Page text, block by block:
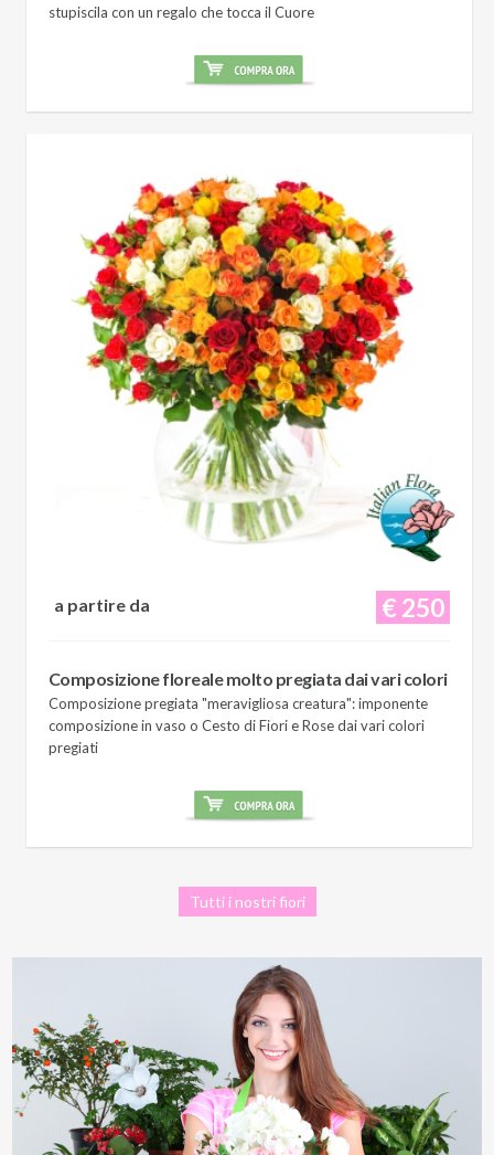
stupiscila con un regalo che tocca il Cuore
€ 250
a partire da
Composizione floreale molto pregiata dai vari colori
Composizione pregiata "meravigliosa creatura": imponente
composizione in vaso o Cesto di Fiori e Rose dai vari colori
pregiati
Tutti i nostri fiori